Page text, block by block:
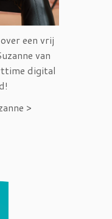
een vrij
van
digital
>